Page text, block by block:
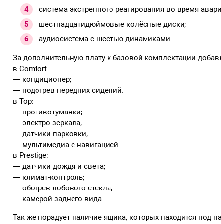
система экстренного реагирования во время
шестнадцатидюймовые колёсные диски;
аудиосистема с шестью динамиками.
За дополнительную плату к базовой комплектации
в Comfort:
— кондиционер;
— подогрев передних сидений.
в Top:
— противотуманки;
— электро зеркала;
— датчики парковки;
— мультимедиа с навигацией.
в Prestige:
— датчики дождя и света;
— климат-контроль;
— обогрев лобового стекла;
— камерой заднего вида.
Так же порадует наличие ящика, которых находится под